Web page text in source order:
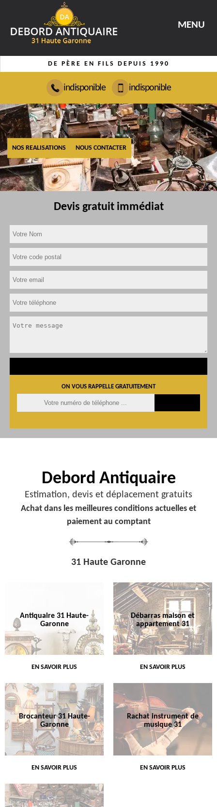
MENU
DE PÈRE EN FILS DEPUIS 1990
indisponible indisponible
NOS REALISATIONS NOUS CONTACTER
Devis gratuit immédiat
ON VOUS RAPPELLE GRATUITEMENT
Debord Antiquaire
Estimation, devis et déplacement gratuits
Achat dans les meilleures conditions actuelles et
paiement au comptant
31 Haute Garonne
Antiquaire 31 Haute-
Garonne
EN SAVOIR PLUS
Débarras maison et
appartement 31
EN SAVOIR PLUS
Brocanteur 31 Haute-
Garonne
EN SAVOIR PLUS
Rachat instrument de
musique 31
EN SAVOIR PLUS